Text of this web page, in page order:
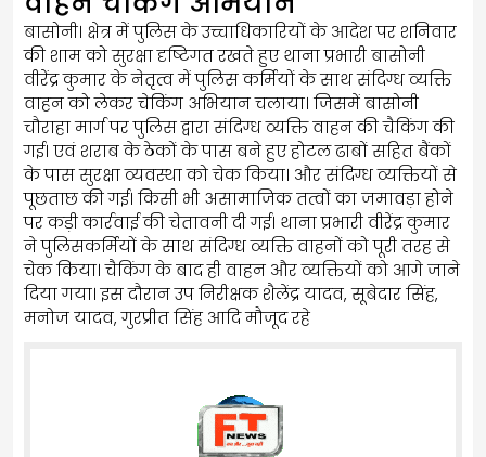
बासोनी। क्षेत्र में पुलिस के उच्चाधिकारियों के आदेश पर शनिवार
की शाम को सुरक्षा दृष्टिगत रखते हुए थाना प्रभारी बासोनी
वीरेंद्र कुमार के नेतृत्व में पुलिस कर्मियों के साथ संदिग्ध व्यक्ति
वाहन को लेकर चेकिंग अभियान चलाया। जिसमें बासोनी
चौराहा मार्ग पर पुलिस द्वारा संदिग्ध व्यक्ति वाहन की चैकिंग की
गई। एवं शराब के ठेकों के पास बने हुए होटल ढाबों सहित बैंकों
के पास सुरक्षा व्यवस्था को चेक किया। और संदिग्ध व्यक्तियों से
पूछताछ की गई। किसी भी असामाजिक तत्वों का जमावड़ा होने
पर कड़ी कार्रवाई की चेतावनी दी गई। थाना प्रभारी वीरेंद्र कुमार
ने पुलिसकर्मियों के साथ संदिग्ध व्यक्ति वाहनों को पूरी तरह से
चेक किया। चैकिंग के बाद ही वाहन और व्यक्तियों को आगे जाने
दिया गया। इस दौरान उप निरीक्षक शैलेंद्र यादव, सूबेदार सिंह,
मनोज यादव, गुरप्रीत सिंह आदि मौजूद रहे